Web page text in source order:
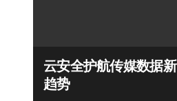
云安全护航传媒数据新
趋势